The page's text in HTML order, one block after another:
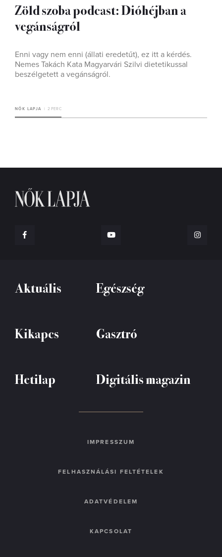
Zöld szoba podcast: Dióhéjban a
vegánságról
Enni vagy nem enni (állati eredetűt), ez itt a kérdés.
Nemes Takách Kata Magyarvári Szilvi dietetikussal
beszélgetett a vegánságról.
NŐK LAPJA 2 PERC
Aktuális Egészség
Kikapcs Gasztró
Hetilap Digitális magazin
IMPRESSZUM
FELHASZNÁLÁSI FELTÉTELEK
ADATVÉDELEM
KAPCSOLAT